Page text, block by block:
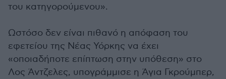
του κατηγορούμενου».
Ωστόσο δεν είναι πιθανό η απόφαση του
εφετείου της Νέας Υόρκης να έχει
«οποιαδήποτε επίπτωση στην υπόθεση» στο
Λος Άντζελες, υπογράμμισε η Άγια Γκρούμπερ,